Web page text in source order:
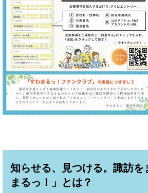
知らせる、見つける。諏訪を
まるっ！」とは？